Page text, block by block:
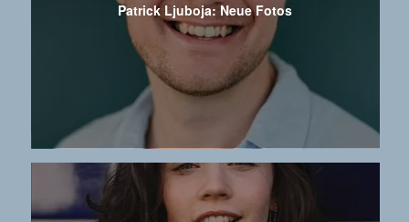
Patrick Ljuboja: Neue Fotos